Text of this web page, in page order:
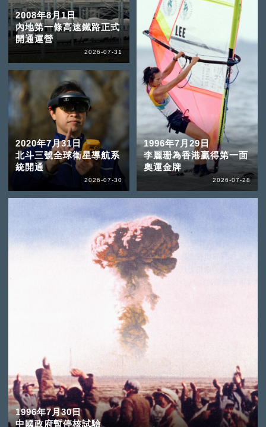
2008年8月1日
內地第一條高速鐵路正式
開通運營
2026-07-31
2020年7月31日
北斗三號全球衛星導航系
統開通
2026-07-30
1996年7月30日
中國政府暫停核試驗
1996年7月29日
李麗珊為香港贏得第一面
奧運金牌
2026-07-28